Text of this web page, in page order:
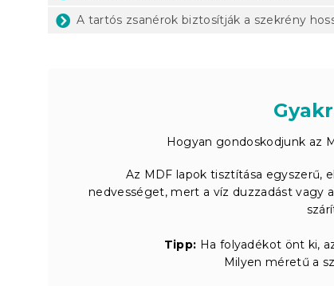
A tartós zsanérok biztosítják a szekrény
Hogyan gondoskodjunk az
Az MDF lapok tisztítása egyszerű,
nedvességet, mert a víz duzzadást vagy
Tipp: Ha folyadékot önt ki,
Milyen méretű a